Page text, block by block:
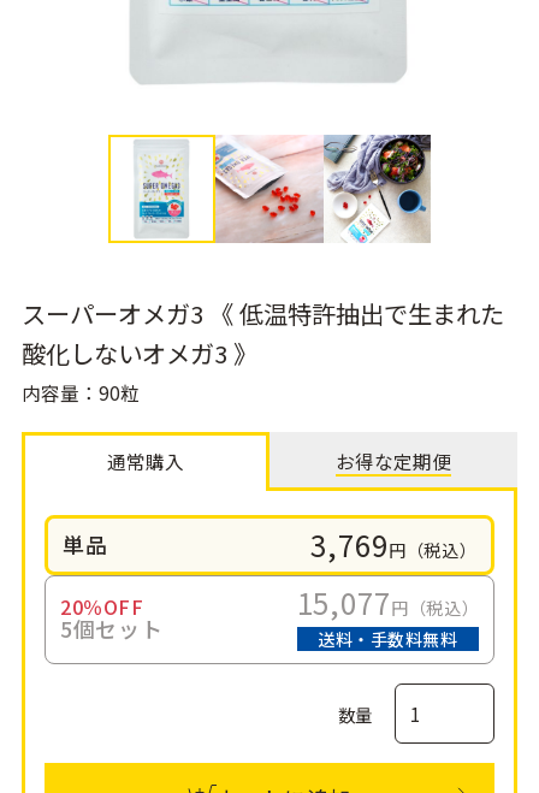
スーパーオメガ3 《 低温特許抽出で生まれた
酸化しないオメガ3 》
内容量：90粒
通常購入 お得な定期便
単品 3,769円（税込）
20％OFF
5個セット
15,077円（税込）
送料・手数料無料
数量